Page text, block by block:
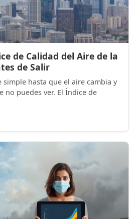
de Calidad del Aire de la
de Salir
hasta que el aire cambia y
no puedes ver. El Índice de